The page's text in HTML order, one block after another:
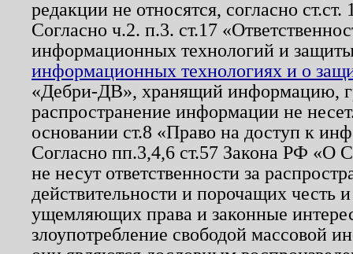
редакции не относятся, согласно
Согласно ч.2. п.3. ст.17
информационных технологий и
информационных технологиях и о
«Дебри-ДВ», хранящий информацию,
распространение информации не
основании ст.8 «Право на доступ к
Согласно пп.3,4,6 ст.57 Закона РФ «О
не несут ответственности за
действительности и порочащих честь
ущемляющих права и законные
злоупотребление свободой массовой